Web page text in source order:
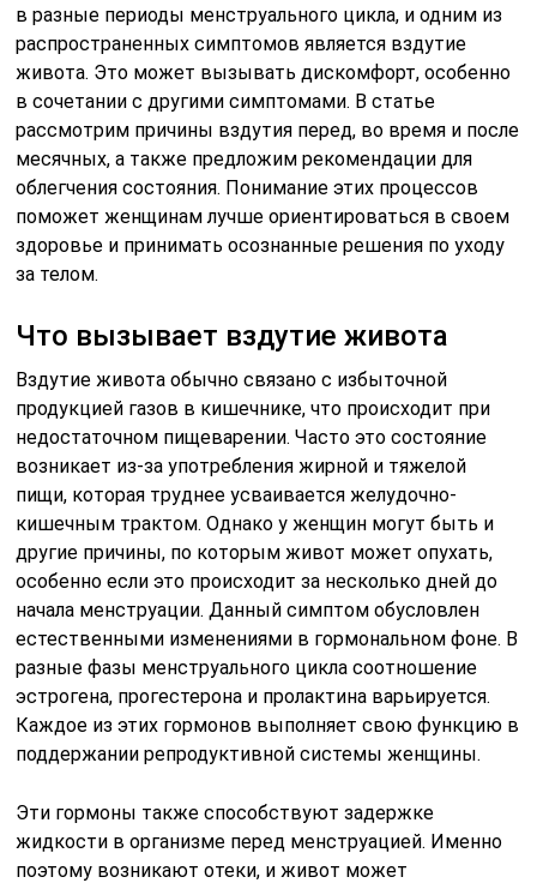
в разные периоды менструального цикла, и одним из
распространенных симптомов является вздутие
живота. Это может вызывать дискомфорт, особенно
в сочетании с другими симптомами. В статье
рассмотрим причины вздутия перед, во время и после
месячных, а также предложим рекомендации для
облегчения состояния. Понимание этих процессов
поможет женщинам лучше ориентироваться в своем
здоровье и принимать осознанные решения по уходу
за телом.
Что вызывает вздутие живота
Вздутие живота обычно связано с избыточной
продукцией газов в кишечнике, что происходит при
недостаточном пищеварении. Часто это состояние
возникает из-за употребления жирной и тяжелой
пищи, которая труднее усваивается желудочно-
кишечным трактом. Однако у женщин могут быть и
другие причины, по которым живот может опухать,
особенно если это происходит за несколько дней до
начала менструации. Данный симптом обусловлен
естественными изменениями в гормональном фоне. В
разные фазы менструального цикла соотношение
эстрогена, прогестерона и пролактина варьируется.
Каждое из этих гормонов выполняет свою функцию в
поддержании репродуктивной системы женщины.
Эти гормоны также способствуют задержке
жидкости в организме перед менструацией. Именно
поэтому возникают отеки, и живот может